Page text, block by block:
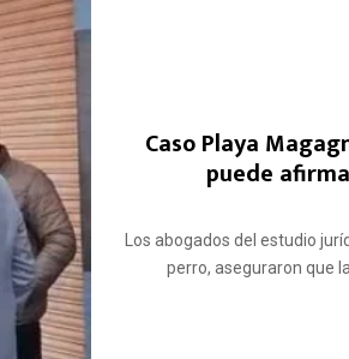
Caso Playa
puede
Los abogados del estudio
perro, aseguraron que